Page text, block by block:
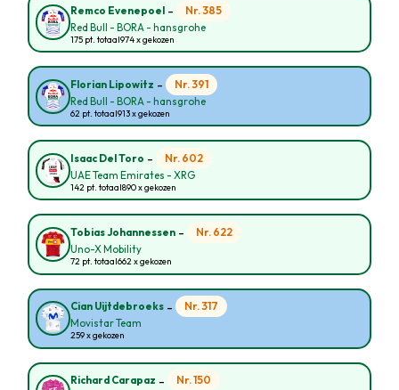
Remco Evenepoel - Nr. 385
Red Bull - BORA - hansgrohe
175 pt. totaal974 x gekozen
Florian Lipowitz - Nr. 391
Red Bull - BORA - hansgrohe
62 pt. totaal913 x gekozen
Isaac Del Toro - Nr. 602
UAE Team Emirates - XRG
142 pt. totaal890 x gekozen
Tobias Johannessen - Nr. 622
Uno-X Mobility
72 pt. totaal662 x gekozen
Cian Uijtdebroeks - Nr. 317
Movistar Team
259 x gekozen
Richard Carapaz - Nr. 150